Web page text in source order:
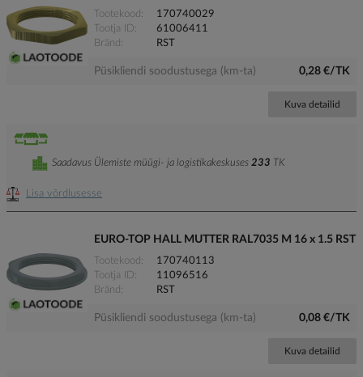
Tootekood
170740029
Tootja ID
61006411
Bränd
RST
Püsikliendi soodustusega (km-ta) 0,28 €/TK
Kuva detailid
Lisa võrdlusesse
Saadavus Ülemiste müügi- ja logistikakeskuses 233 TK
EURO-TOP HALL MUTTER RAL7035 M 16 x 1.5 RST
Tootekood
170740113
Tootja ID
11096516
Bränd
RST
Püsikliendi soodustusega (km-ta) 0,08 €/TK
Kuva detailid